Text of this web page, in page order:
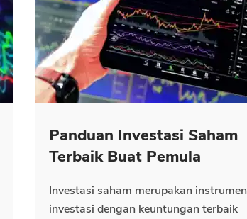
Panduan Investasi Saham
Terbaik Buat Pemula
Investasi saham merupakan instrumen
investasi dengan keuntungan terbaik